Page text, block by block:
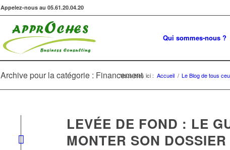
Appelez-nous au 05.61.20.04.20
Qui sommes-nous ?
Archive pour la catégorie : Financement
Vous êtes ici : Accueil / Le Blog de tous
LEVÉE DE FOND : LE
MONTER SON DOSSIER